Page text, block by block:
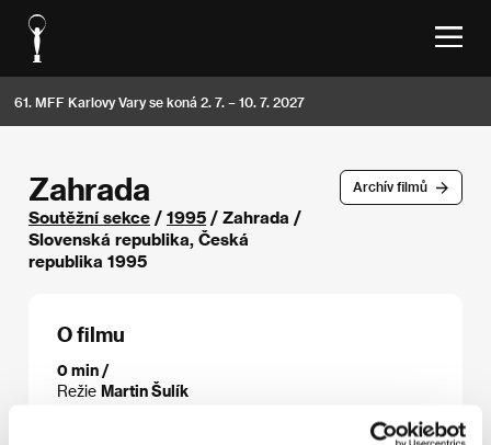
61. MFF Karlovy Vary se koná 2. 7. – 10. 7. 2027
Archív filmů
Zahrada
Soutěžní sekce / 1995 / Zahrada /
Slovenská republika, Česká
republika 1995
O filmu
0 min /
Režie Martin Šulík